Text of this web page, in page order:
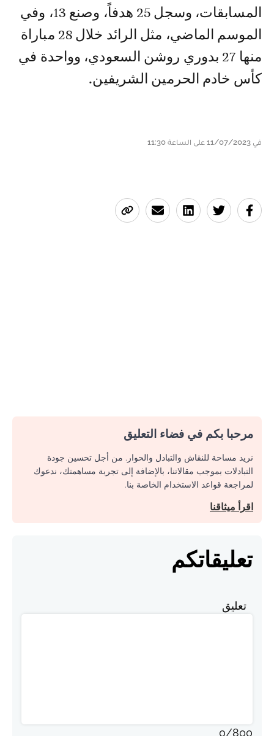
المسابقات، وسجل 25 هدفاً، وصنع 13، وفي
الموسم الماضي، مثل الرائد خلال 28 مباراة
منها 27 بدوري روشن السعودي، وواحدة في
كأس خادم الحرمين الشريفين.
في 11/07/2023 على الساعة 11:30
مرحبا بكم في فضاء التعليق
نريد مساحة للنقاش والتبادل والحوار. من أجل تحسين جودة
التبادلات بموجب مقالاتنا، بالإضافة إلى تجربة مساهمتك، ندعوك
لمراجعة قواعد الاستخدام الخاصة بنا.
اقرأ ميثاقنا
تعليقاتكم
تعليق
0/800